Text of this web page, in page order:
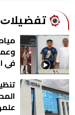
ﺗﻔﻀﻴﻼﺕ
في